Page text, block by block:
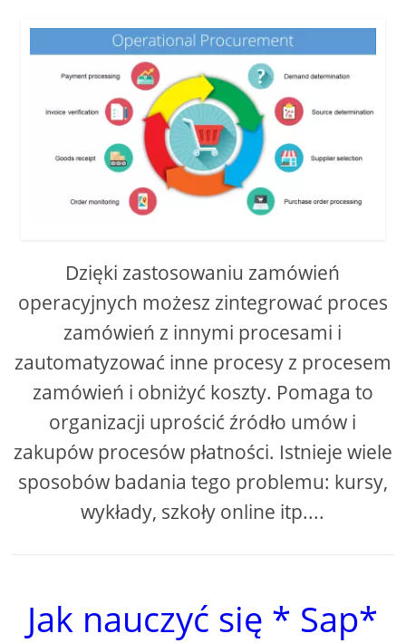
Dzięki zastosowaniu zamówień
operacyjnych możesz zintegrować proces
zamówień z innymi procesami i
zautomatyzować inne procesy z procesem
zamówień i obniżyć koszty. Pomaga to
organizacji uprościć źródło umów i
zakupów procesów płatności. Istnieje wiele
sposobów badania tego problemu: kursy,
wykłady, szkoły online itp....
Jak nauczyć się * Sap*